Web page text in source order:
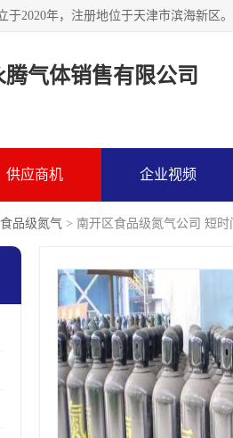
腾气体销售有限公司
供应商机 企业视频
食品级氮气 > 南开区食品级氮气公司 短